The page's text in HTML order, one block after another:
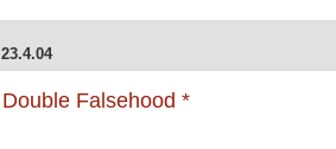
23.4.04
Double Falsehood *